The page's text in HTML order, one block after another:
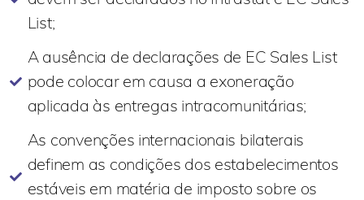
List;
A ausência de declarações de EC Sales List
pode colocar em causa a exoneração
aplicada às entregas intracomunitárias;
As convenções internacionais bilaterais
definem as condições dos estabelecimentos
estáveis em matéria de imposto sobre os